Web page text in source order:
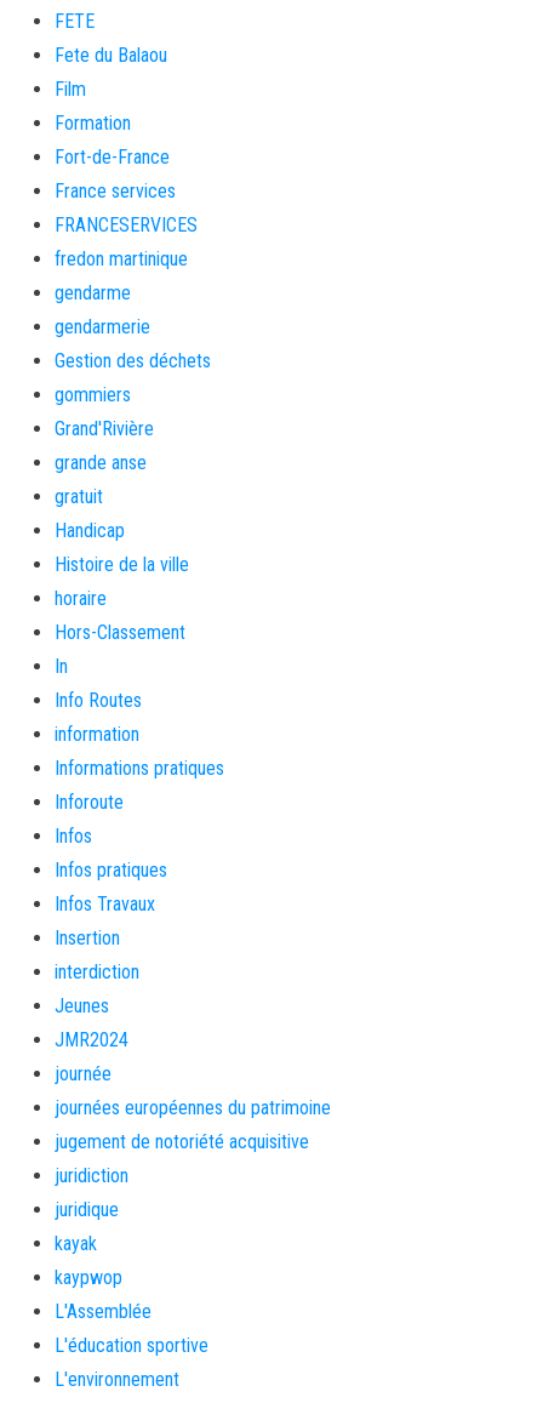
FETE
Fete du Balaou
Film
Formation
Fort-de-France
France services
FRANCESERVICES
fredon martinique
gendarme
gendarmerie
Gestion des déchets
gommiers
Grand'Rivière
grande anse
gratuit
Handicap
Histoire de la ville
horaire
Hors-Classement
In
Info Routes
information
Informations pratiques
Inforoute
Infos
Infos pratiques
Infos Travaux
Insertion
interdiction
Jeunes
JMR2024
journée
journées européennes du patrimoine
jugement de notoriété acquisitive
juridiction
juridique
kayak
kaypwop
L'Assemblée
L'éducation sportive
L'environnement